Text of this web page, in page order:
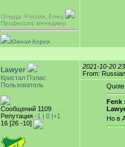
Откуда: Россия, Елец
Профессия: менеджер
Южная Корея
Lawyer
Кристал Пэлас
Пользователь
Сообщений 1109
Репутация -1 | 0 |+1
16 [26 -10]
2021-10-20
From:
Quote
Fenk
Но в